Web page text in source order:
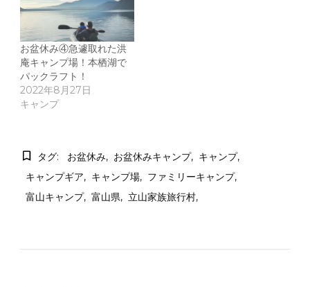
お盆休み④急遽取れた洪
庵キャンプ場！本栖湖で
パックラフト！
2022年8月27日
キャンプ
タグ: お盆休み お盆休みキャンプ
キャンプ
キャンプギア
キャンプ場
ファミリーキャンプ
富山キャンプ
富山県 立山家族旅行村